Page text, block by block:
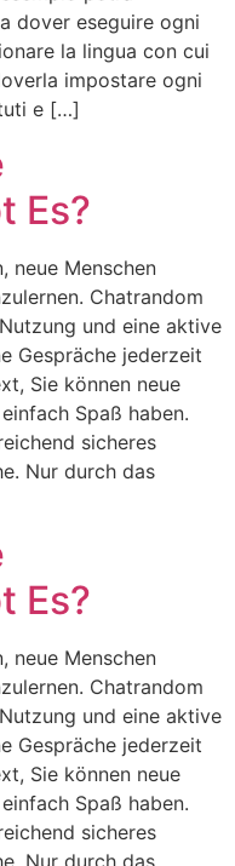
dover eseguire ogni
la lingua con cui
impostare ogni
e […]
Es?
neue Menschen
Chatrandom
und eine aktive
Gespräche jederzeit
Sie können neue
Spaß haben.
sicheres
Nur durch das
Es?
neue Menschen
Chatrandom
und eine aktive
Gespräche jederzeit
Sie können neue
Spaß haben.
sicheres
Nur durch das